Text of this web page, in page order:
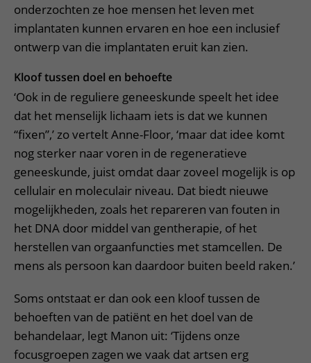
onderzochten ze hoe mensen het leven met
implantaten kunnen ervaren en hoe een inclusief
ontwerp van die implantaten eruit kan zien.
Kloof tussen doel en behoefte
‘Ook in de reguliere geneeskunde speelt het idee
dat het menselijk lichaam iets is dat we kunnen
“fixen”,’ zo vertelt Anne-Floor, ‘maar dat idee komt
nog sterker naar voren in de regeneratieve
geneeskunde, juist omdat daar zoveel mogelijk is op
cellulair en moleculair niveau. Dat biedt nieuwe
mogelijkheden, zoals het repareren van fouten in
het DNA door middel van gentherapie, of het
herstellen van orgaanfuncties met stamcellen. De
mens als persoon kan daardoor buiten beeld raken.’
Soms ontstaat er dan ook een kloof tussen de
behoeften van de patiënt en het doel van de
behandelaar, legt Manon uit: ‘Tijdens onze
focusgroepen zagen we vaak dat artsen erg